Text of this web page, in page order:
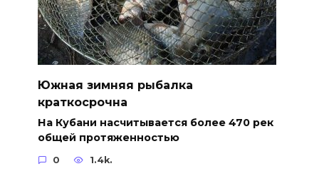
Южная зимняя рыбалка
краткосрочна
На Кубани насчитывается более 470 рек
общей протяженностью
0 1.4k.